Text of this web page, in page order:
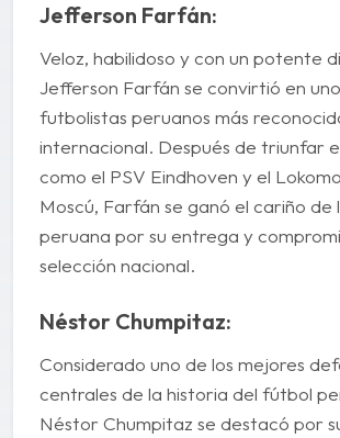
Jefferson Farfán:
Veloz, habilidoso y con un potente
Jefferson Farfán se convirtió en
futbolistas peruanos más
internacional. Después de triunfar
como el PSV Eindhoven y el
Moscú, Farfán se ganó el cariño de
peruana por su entrega y
selección nacional.
Néstor Chumpitaz:
Considerado uno de los mejores
centrales de la historia del fútbol
Néstor Chumpitaz se destacó por